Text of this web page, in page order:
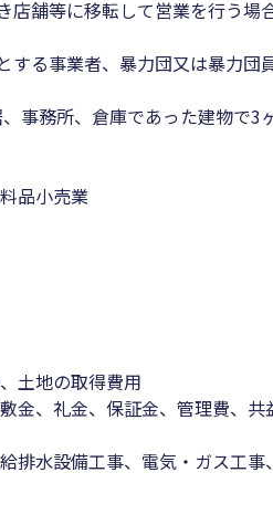
店舗等に移転して営業を行う
する事業者、暴力団又は暴力
務所、倉庫であった建物で3
品小売業
土地の取得費用
金、礼金、保証金、管理費、
排水設備工事、電気・ガス工